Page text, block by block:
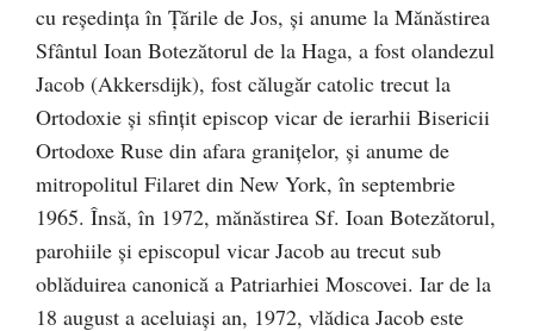
cu reședința în Țările de Jos, și anume la Mănăstirea
Sfântul Ioan Botezătorul de la Haga, a fost olandezul
Jacob (Akkersdijk), fost călugăr catolic trecut la
Ortodoxie și sfințit episcop vicar de ierarhii Bisericii
Ortodoxe Ruse din afara granițelor, și anume de
mitropolitul Filaret din New York, în septembrie
1965. Însă, în 1972, mănăstirea Sf. Ioan Botezătorul,
parohiile și episcopul vicar Jacob au trecut sub
oblăduirea canonică a Patriarhiei Moscovei. Iar de la
18 august a aceluiași an, 1972, vlădica Jacob este